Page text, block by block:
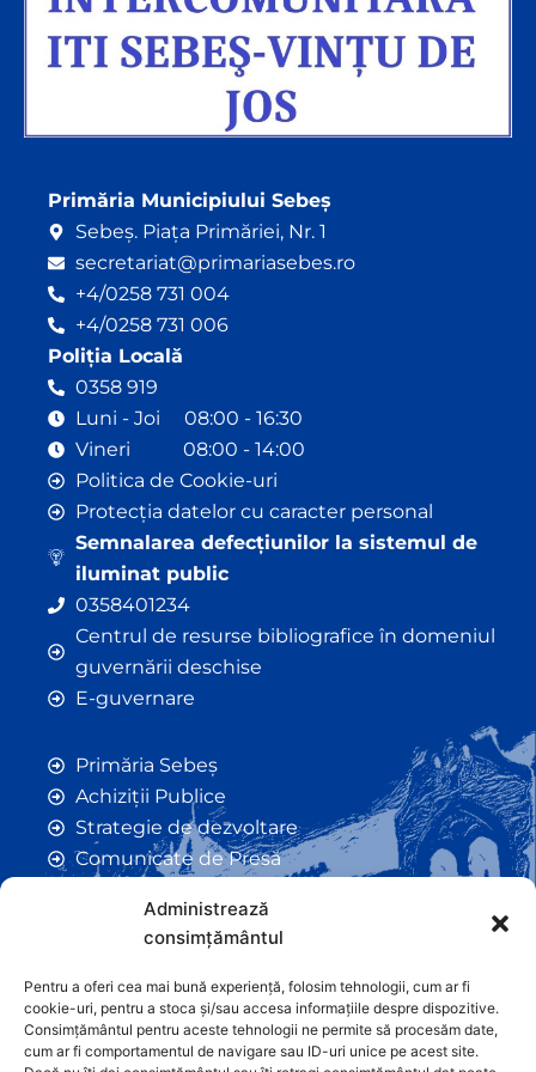
Administrează
consimțământul
Pentru a oferi cea mai bună experiență, folosim tehnologii, cum ar fi
cookie-uri, pentru a stoca și/sau accesa informațiile despre dispozitive.
Consimțământul pentru aceste tehnologii ne permite să procesăm date,
cum ar fi comportamentul de navigare sau ID-uri unice pe acest site.
Primăria Municipiului Sebeș
Sebeș. Piața Primăriei, Nr. 1
secretariat@primariasebes.ro
+4/0258 731 004
+4/0258 731 006
Poliția Locală
0358 919
Luni - Joi 08:00 - 16:30
Vineri 08:00 - 14:00
Politica de Cookie-uri
Protecția datelor cu caracter personal
Semnalarea defecțiunilor la sistemul de
iluminat public
0358401234
Centrul de resurse bibliografice în domeniul
guvernării deschise
E-guvernare
Primăria Sebeș
Achiziții Publice
Strategie de dezvoltare
Comunicate de Presă
Anunțuri
Hotarâri de Consiliu
Certificate de Urbanism
Autorizații de Construcții
Orașe Înfrățite